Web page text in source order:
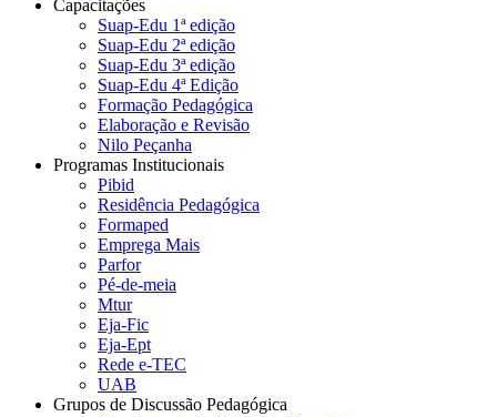
Capacitações
Suap-Edu 1ª edição
Suap-Edu 2ª edição
Suap-Edu 3ª edição
Suap-Edu 4ª Edição
Formação Pedagógica
Elaboração e Revisão
Nilo Peçanha
Programas Institucionais
Pibid
Residência Pedagógica
Formaped
Emprega Mais
Parfor
Pé-de-meia
Mtur
Eja-Fic
Eja-Ept
Rede e-TEC
UAB
Grupos de Discussão Pedagógica